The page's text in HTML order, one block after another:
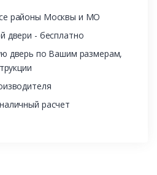
районы Москвы и МО
двери - бесплатно
дверь по Вашим размерам,
расчет